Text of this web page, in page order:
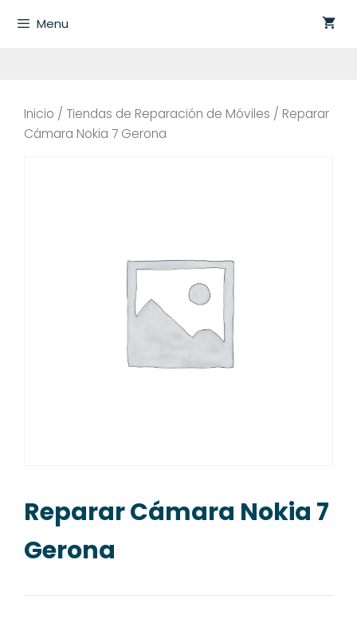
Menu
Inicio / Tiendas de Reparación de Móviles / Reparar
Cámara Nokia 7 Gerona
Reparar Cámara Nokia 7
Gerona